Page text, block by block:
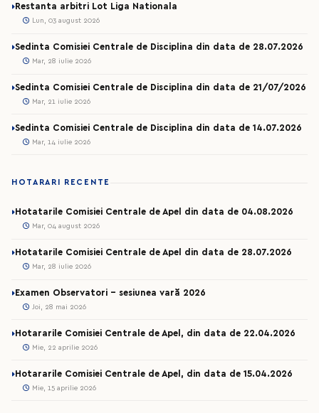
Restanta arbitri Lot Liga Nationala
Lun, 03 august 2026
Sedinta Comisiei Centrale de Disciplina din data de 28.07.2026
Mar, 28 iulie 2026
Sedinta Comisiei Centrale de Disciplina din data de 21/07/2026
Mar, 21 iulie 2026
Sedinta Comisiei Centrale de Disciplina din data de 14.07.2026
Mar, 14 iulie 2026
HOTARARI RECENTE
Hotatarile Comisiei Centrale de Apel din data de 04.08.2026
Mar, 04 august 2026
Hotatarile Comisiei Centrale de Apel din data de 28.07.2026
Mar, 28 iulie 2026
Examen Observatori - sesiunea vară 2026
Joi, 28 mai 2026
Hotararile Comisiei Centrale de Apel, din data de 22.04.2026
Mie, 22 aprilie 2026
Hotararile Comisiei Centrale de Apel, din data de 15.04.2026
Mie, 15 aprilie 2026